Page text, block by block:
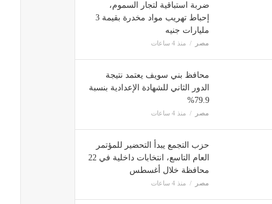
ضربة استباقية لتجار السموم،
إحباط تهريب مواد مخدرة بقيمة 3
مليارات جنيه
مصر منذ 4 ساعات
محافظ بني سويف يعتمد نتيجة
الدور الثاني للشهادة الإعدادية بنسبة
79.9%
مصر منذ 4 ساعات
حزب التجمع يبدأ التحضير للمؤتمر
العام التاسع، انتخابات داخلية في 22
محافظة خلال أغسطس
مصر منذ 4 ساعات